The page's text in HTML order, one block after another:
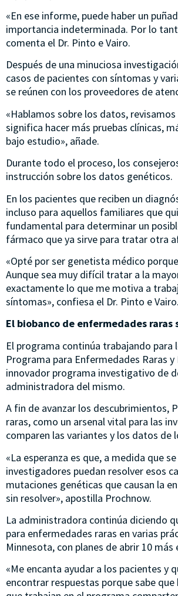
«En ese informe, puede haber un
importancia indeterminada. Por lo
comenta el Dr. Pinto e Vairo.
Después de una minuciosa
casos de pacientes con síntomas y
se reúnen con los proveedores de
«Hablamos sobre los datos,
significa hacer más pruebas clínicas,
bajo estudio», añade.
Durante todo el proceso, los
instrucción sobre los datos genéticos.
En los pacientes que reciben un
incluso para aquellos familiares que
fundamental para determinar un
fármaco que ya sirve para tratar otra
«Opté por ser genetista médico
Aunque sea muy difícil tratar a la
exactamente lo que me motiva a
síntomas», confiesa el Dr. Pinto e Vairo.
El biobanco de enfermedades
El programa continúa trabajando
Programa para Enfermedades Raras
innovador programa investigativo de
administradora del mismo.
A fin de avanzar los descubrimientos,
raras, como un arsenal vital para las
comparen las variantes y los datos de
«La esperanza es que, a medida que
investigadores puedan resolver esos
mutaciones genéticas que causan la
sin resolver», apostilla Prochnow.
La administradora continúa diciendo
para enfermedades raras en varias
Minnesota, con planes de abrir 10 más
«Me encanta ayudar a los pacientes y
encontrar respuestas porque sabe